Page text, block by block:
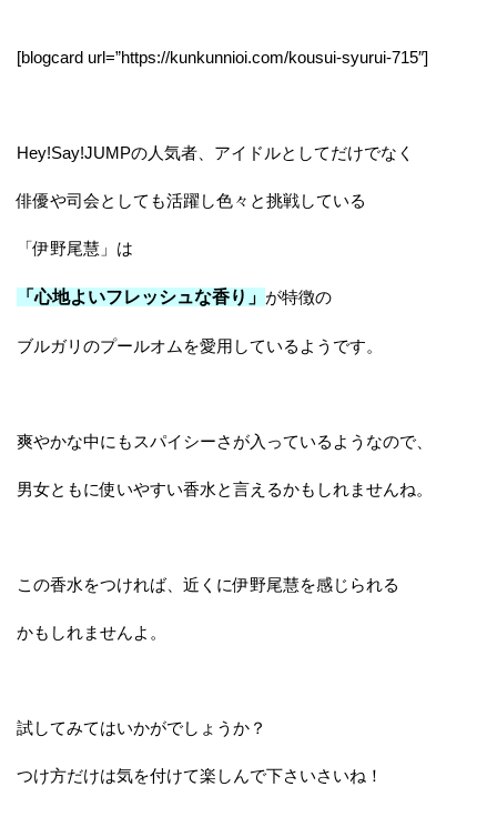
[blogcard url=”https://kunkunnioi.com/kousui-syurui-715″]
Hey!Say!JUMPの人気者、アイドルとしてだけでなく
俳優や司会としても活躍し色々と挑戦している
「伊野尾慧」は
「心地よいフレッシュな香り」 が特徴の
ブルガリのプールオムを愛用しているようです。
爽やかな中にもスパイシーさが入っているようなので、
男女ともに使いやすい香水と言えるかもしれませんね。
この香水をつければ、近くに伊野尾慧を感じられる
かもしれませんよ。
試してみてはいかがでしょうか？
つけ方だけは気を付けて楽しんで下さいさいね！